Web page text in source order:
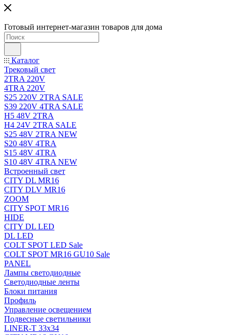
Готовый интернет-магазин товаров для дома
Каталог
Трековый свет
2TRA 220V
4TRA 220V
S25 220V 2TRA SALE
S39 220V 4TRA SALE
H5 48V 2TRA
H4 24V 2TRA SALE
S25 48V 2TRA NEW
S20 48V 4TRA
S15 48V 4TRA
S10 48V 4TRA NEW
Встроенный свет
CITY DL MR16
CITY DLV MR16
ZOOM
CITY SPOT MR16
HIDE
CITY DL LED
DL LED
COLT SPOT LED Sale
COLT SPOT MR16 GU10 Sale
PANEL
Лампы светодиодные
Светодиодные ленты
Блоки питания
Профиль
Управление освещением
Подвесные светильники
LINER-T 33x34